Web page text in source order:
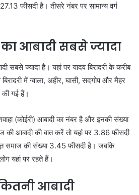
फीसदी है। तीसरे नंबर पर सामान्य वर्ग
का आबादी सबसे ज्यादा
सबसे ज्यादा है। यहां पर यादव बिरादरी के करीब
में ग्वाला, अहीर, घासी, सदगोप और मैहर
गई हैं।
(कोईरी) आबादी का नंबर है और इनकी संख्या
की आबादी की बात करें तो यहां पर 3.86 फीसदी
समाज की संख्या 3.45 फीसदी है। जबकि
यहां पर रहते हैं।
आबादी